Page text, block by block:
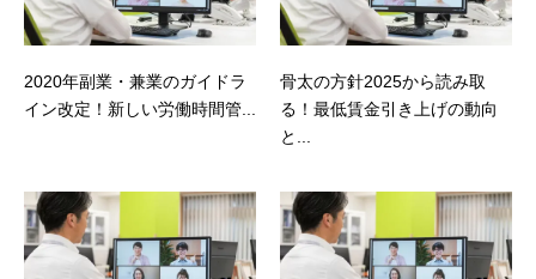
2020年副業・兼業のガイドラ
イン改定！新しい労働時間管...
骨太の方針2025から読み取
る！最低賃金引き上げの動向
と...